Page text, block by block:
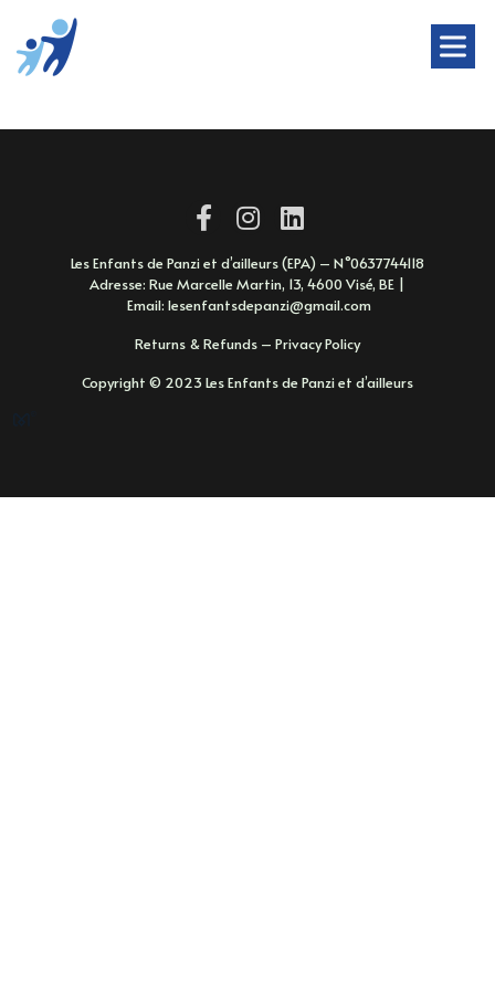
Les Enfants de Panzi et d’ailleurs (EPA) – N°0637744118
Adresse: Rue Marcelle Martin, 13, 4600 Visé, BE |
Email: lesenfantsdepanzi@gmail.com
Returns & Refunds – Privacy Policy
Copyright © 2023 Les Enfants de Panzi et d’ailleurs